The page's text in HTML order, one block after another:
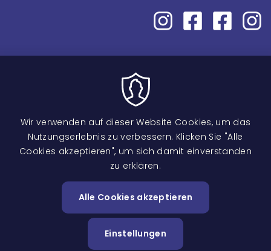
Image
Wir verwenden auf dieser Website Cookies, um das
Nutzungserlebnis zu verbessern. Klicken Sie "Alle
Cookies akzeptieren", um sich damit einverstanden
zu erklären.
Alle Cookies akzeptieren
Einstellungen